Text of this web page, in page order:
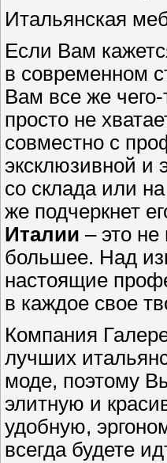
Итальянская
Если Вам
в современном
Вам все же
просто не
совместно с
эксклюзивной и
со склада или
же подчеркнет
Италии – это
большее. Над
настоящие
в каждое свое
Компания
лучших
моде, поэтому
элитную и
удобную,
всегда будете